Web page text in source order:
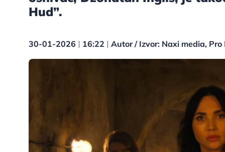
Hud”.
30-01-2026 16:22 Autor / Izvor: Naxi media, Pro